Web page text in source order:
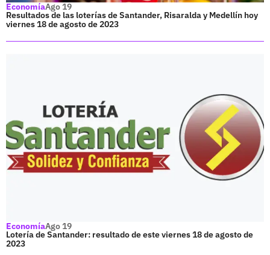
EconomíaAgo 19
Resultados de las loterías de Santander, Risaralda y Medellín hoy
viernes 18 de agosto de 2023
EconomíaAgo 19
Lotería de Santander: resultado de este viernes 18 de agosto de
2023